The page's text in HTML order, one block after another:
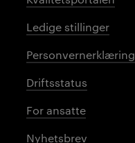
Ledige stillinger
Personvernerklæring
Driftsstatus
For ansatte
Nyhetsbrev